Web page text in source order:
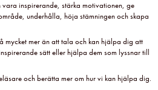
inspirerande, stärka motivationen, ge
underhålla, höja stämningen och skapa
mycket mer än att tala och kan hjälpa dig att
sätt eller hjälpa dem som lyssnar till
och berätta mer om hur vi kan hjälpa dig.